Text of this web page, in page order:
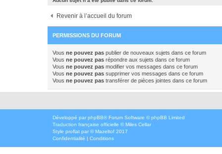
Revenir à l’accueil du forum
PERMISSIONS DU FORUM
Vous ne pouvez pas publier de nouveaux sujets dans ce forum
Vous ne pouvez pas répondre aux sujets dans ce forum
Vous ne pouvez pas modifier vos messages dans ce forum
Vous ne pouvez pas supprimer vos messages dans ce forum
Vous ne pouvez pas transférer de pièces jointes dans ce forum
Développé par phpBB® Forum Software © phpBB Limited
Traduction française officielle ©Miles Cellar
Style proflat par ©Mazeltof 2017
Confidentialité | Conditions